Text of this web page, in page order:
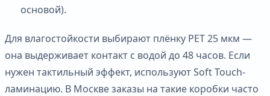
основой).
Для влагостойкости выбирают плёнку PET 25 мкм —
она выдерживает контакт с водой до 48 часов. Если
нужен тактильный эффект, используют Soft Touch-
ламинацию. В Москве заказы на такие коробки часто